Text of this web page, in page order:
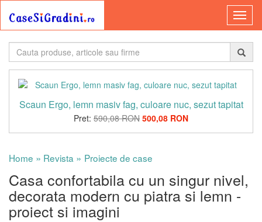
Scaun Ergo, lemn masiv fag, culoare nuc, sezut tapitat
Pret: 590,08 RON 500,08 RON
Home » Revista » Proiecte de case
Casa confortabila cu un singur nivel,
decorata modern cu piatra si lemn -
proiect si imagini